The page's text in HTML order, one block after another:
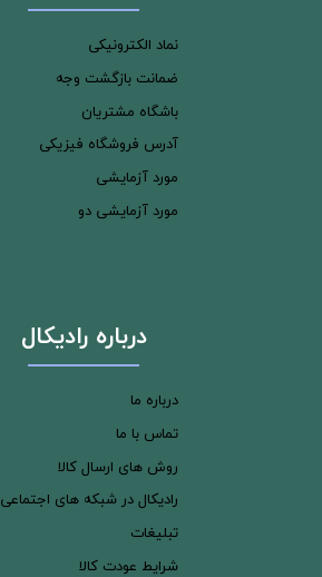
نماد الکترونیکی
ضمانت بازگشت وجه
باشگاه مشتریان
آدرس فروشگاه فیزیکی
مورد آزمایشی
مورد آزمایشی دو
درباره رادیکال
درباره ما
تماس با ما
روش های ارسال کالا
رادیکال در شبکه های اجتماعی
تبلیغات
شرایط عودت کالا